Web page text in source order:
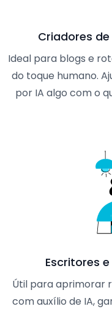
Criadores
Ideal para blogs e
do toque humano.
por IA algo com o
Escritores
Útil para aprimorar
com auxílio de IA,